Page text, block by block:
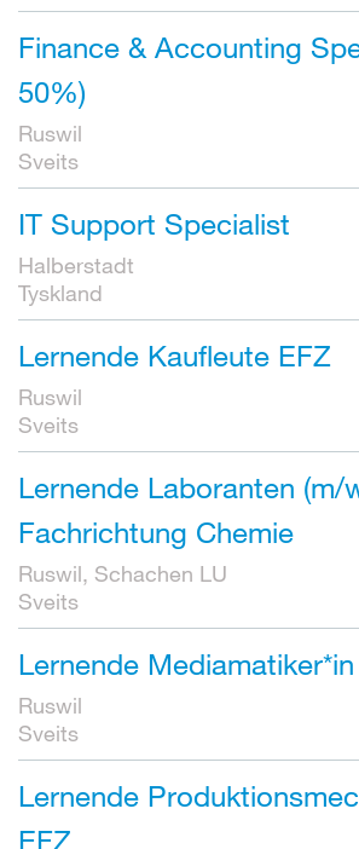
Finance & Accounting
50%)
Ruswil
Sveits
IT Support Specialist
Halberstadt
Tyskland
Lernende Kaufleute EFZ
Ruswil
Sveits
Lernende Laboranten (m/
Fachrichtung Chemie
Ruswil, Schachen LU
Sveits
Lernende
Ruswil
Sveits
Lernende
EFZ